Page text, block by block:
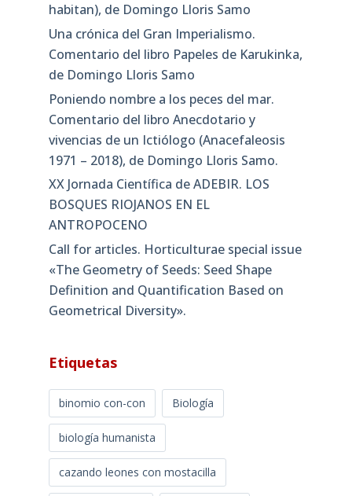
habitan), de Domingo Lloris Samo
Una crónica del Gran Imperialismo.
Comentario del libro Papeles de Karukinka,
de Domingo Lloris Samo
Poniendo nombre a los peces del mar.
Comentario del libro Anecdotario y
vivencias de un Ictiólogo (Anacefaleosis
1971 – 2018), de Domingo Lloris Samo.
XX Jornada Científica de ADEBIR. LOS
BOSQUES RIOJANOS EN EL
ANTROPOCENO
Call for articles. Horticulturae special issue
«The Geometry of Seeds: Seed Shape
Definition and Quantification Based on
Geometrical Diversity»​.
Etiquetas
binomio con-con Biología
biología humanista
cazando leones con mostacilla